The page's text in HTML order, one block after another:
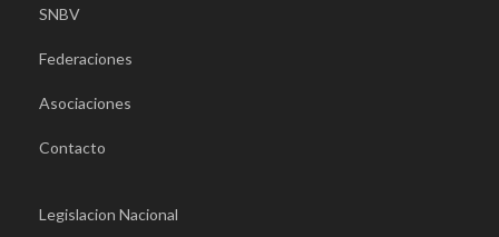
SNBV
Federaciones
Asociaciones
Contacto
Legislacion Nacional